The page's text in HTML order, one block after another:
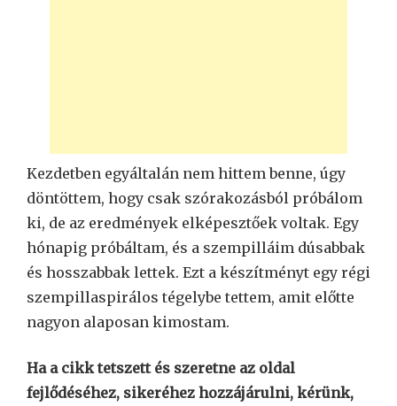
Kezdetben egyáltalán nem hittem benne, úgy
döntöttem, hogy csak szórakozásból próbálom
ki, de az eredmények elképesztőek voltak. Egy
hónapig próbáltam, és a szempilláim dúsabbak
és hosszabbak lettek. Ezt a készítményt egy régi
szempillaspirálos tégelybe tettem, amit előtte
nagyon alaposan kimostam.
Ha a cikk tetszett és szeretne az oldal
fejlődéséhez, sikeréhez hozzájárulni, kérünk,